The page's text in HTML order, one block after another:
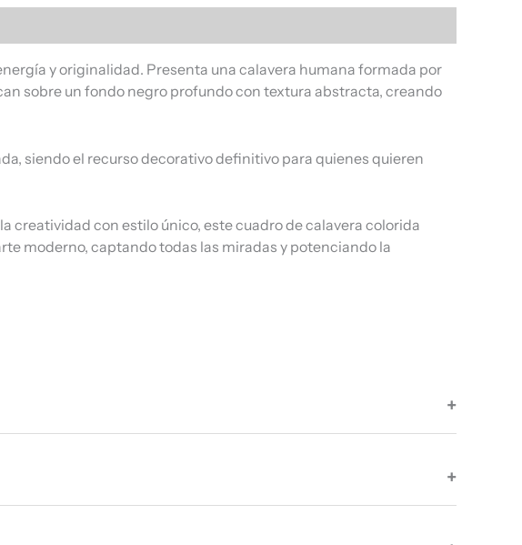
y originalidad. Presenta una calavera humana formada por
sobre un fondo negro profundo con textura abstracta, creando
siendo el recurso decorativo definitivo para quienes quieren
creatividad con estilo único, este cuadro de calavera colorida
moderno, captando todas las miradas y potenciando la